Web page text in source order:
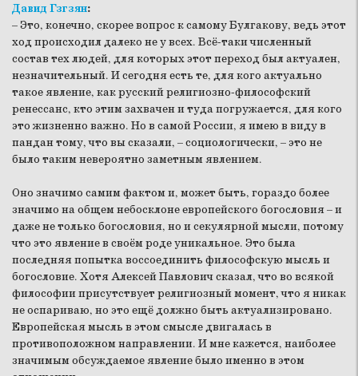
Давид Гзгзян:
– Это, конечно, скорее вопрос к самому Булгакову, ведь этот
ход происходил далеко не у всех. Всё-таки численный
состав тех людей, для которых этот переход был актуален,
незначительный. И сегодня есть те, для кого актуально
такое явление, как русский религиозно-философский
ренессанс, кто этим захвачен и туда погружается, для кого
это жизненно важно. Но в самой России, я имею в виду в
пандан тому, что вы сказали, – социологически, – это не
было таким невероятно заметным явлением.
Оно значимо самим фактом и, может быть, гораздо более
значимо на общем небосклоне европейского богословия – и
даже не только богословия, но и секулярной мысли, потому
что это явление в своём роде уникальное. Это была
последняя попытка воссоединить философскую мысль и
богословие. Хотя Алексей Павлович сказал, что во всякой
философии присутствует религиозный момент, что я никак
не оспариваю, но это ещё должно быть актуализировано.
Европейская мысль в этом смысле двигалась в
противоположном направлении. И мне кажется, наиболее
значимым обсуждаемое явление было именно в этом